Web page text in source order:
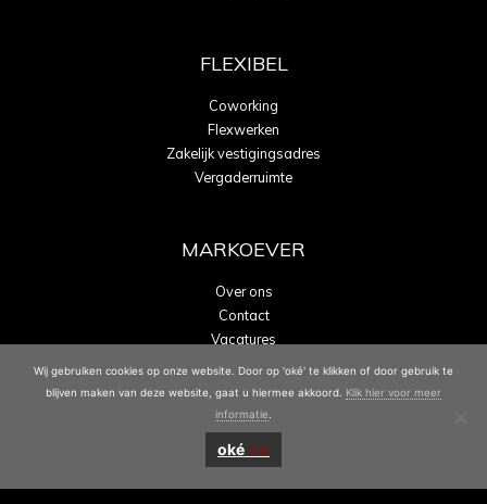
FLEXIBEL
Coworking
Flexwerken
Zakelijk vestigingsadres
Vergaderruimte
MARKOEVER
Over ons
Contact
Vacatures
Energielabel A
Wij gebruiken cookies op onze website. Door op 'oké' te klikken of door gebruik te
blijven maken van deze website, gaat u hiermee akkoord. Klik hier voor meer
informatie
oké